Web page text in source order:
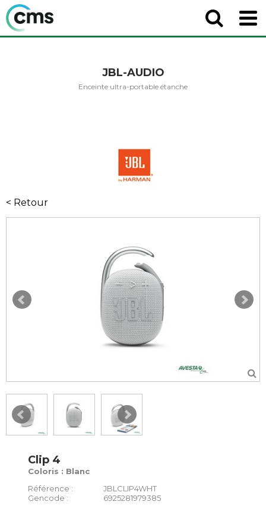
JBL-AUDIO
Enceinte ultra-portable étanche
< Retour
Clip 4
Coloris : Blanc
Référence :
JBLCLIP4WHT
Gencode :
6925281979385